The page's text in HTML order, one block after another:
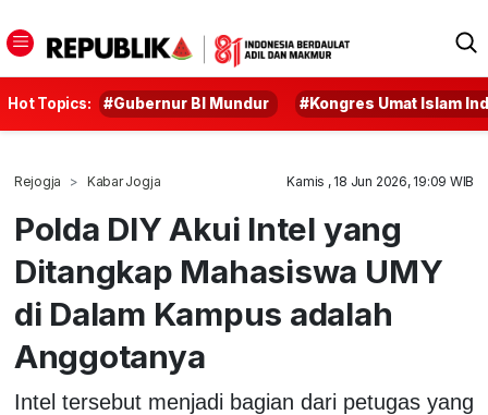
Hot Topics: #Gubernur BI Mundur #Kongres Umat Islam
Rejogja Kabar Jogja Kamis , 18 Jun 2026, 19:09 WIB
Polda DIY Akui Intel yang
Ditangkap Mahasiswa UMY
di Dalam Kampus adalah
Anggotanya
Intel tersebut menjadi bagian dari petugas yang